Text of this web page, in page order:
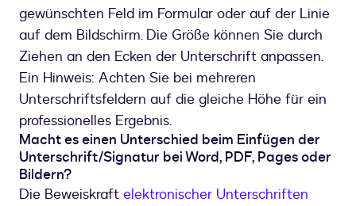
gewünschten Feld im Formular oder auf der Linie
auf dem Bildschirm. Die Größe können Sie durch
Ziehen an den Ecken der Unterschrift anpassen.
Ein Hinweis: Achten Sie bei mehreren
Unterschriftsfeldern auf die gleiche Höhe für ein
professionelles Ergebnis.
Macht es einen Unterschied beim Einfügen der
Unterschrift/Signatur bei Word, PDF, Pages oder
Bildern?
Die Beweiskraft elektronischer Unterschriften